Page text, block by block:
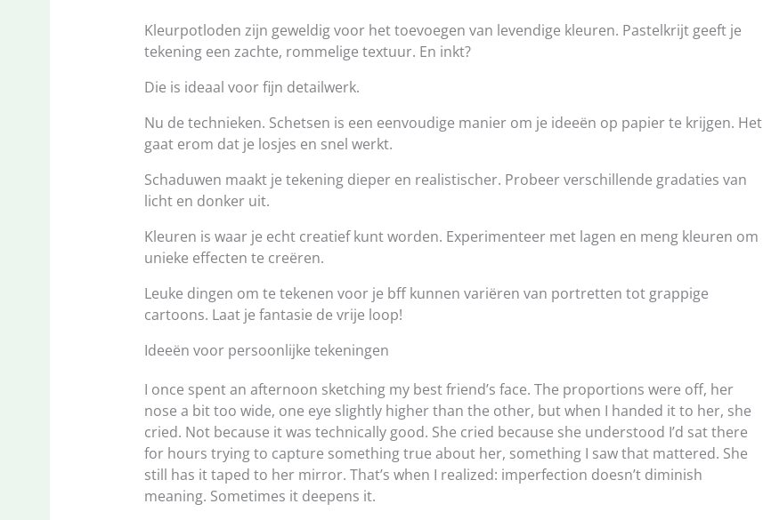
Kleurpotloden zijn geweldig voor het toevoegen van levendige kleuren. Pastelkrijt geeft je
tekening een zachte, rommelige textuur. En inkt?
Die is ideaal voor fijn detailwerk.
Nu de technieken. Schetsen is een eenvoudige manier om je ideeën op papier te krijgen. Het
gaat erom dat je losjes en snel werkt.
Schaduwen maakt je tekening dieper en realistischer. Probeer verschillende gradaties van
licht en donker uit.
Kleuren is waar je echt creatief kunt worden. Experimenteer met lagen en meng kleuren om
unieke effecten te creëren.
Leuke dingen om te tekenen voor je bff kunnen variëren van portretten tot grappige
cartoons. Laat je fantasie de vrije loop!
Ideeën voor persoonlijke tekeningen
I once spent an afternoon sketching my best friend’s face. The proportions were off, her
nose a bit too wide, one eye slightly higher than the other, but when I handed it to her, she
cried. Not because it was technically good. She cried because she understood I’d sat there
for hours trying to capture something true about her, something I saw that mattered. She
still has it taped to her mirror. That’s when I realized: imperfection doesn’t diminish
meaning. Sometimes it deepens it.